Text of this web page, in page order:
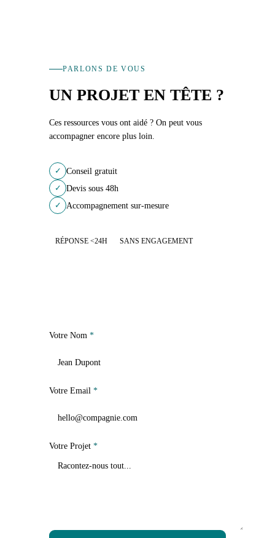
PARLONS DE VOUS
UN PROJET EN TÊTE ?
Ces ressources vous ont aidé ? On peut vous
accompagner encore plus loin.
✓ Conseil gratuit
✓ Devis sous 48h
✓ Accompagnement sur-mesure
RÉPONSE <24H SANS ENGAGEMENT
Votre Nom *
Votre Email *
Votre Projet *